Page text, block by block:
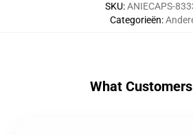
SKU:ANIECAPS-
Categorieën:
What